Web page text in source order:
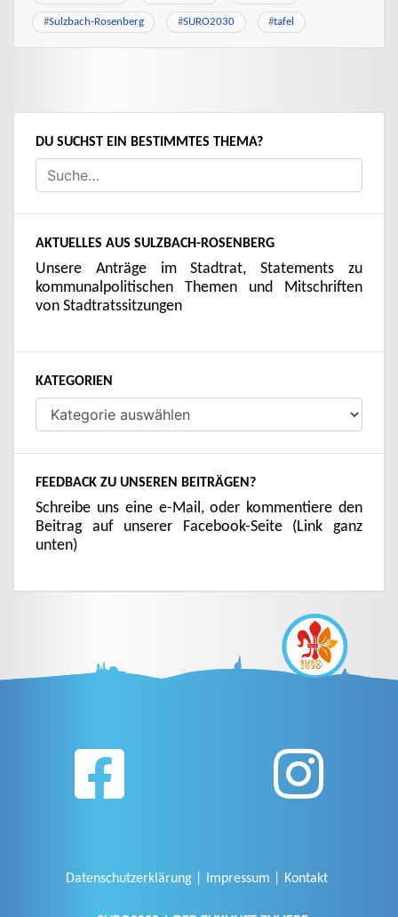
#Sulzbach-Rosenberg #SURO2030 #tafel
DU SUCHST EIN BESTIMMTES THEMA?
AKTUELLES AUS SULZBACH-ROSENBERG
Unsere Anträge im Stadtrat, Statements zu
kommunalpolitischen Themen und Mitschriften
von Stadtratssitzungen
KATEGORIEN
Kategorien
FEEDBACK ZU UNSEREN BEITRÄGEN?
Schreibe uns eine e-Mail, oder kommentiere den
Beitrag auf unserer Facebook-Seite (Link ganz
unten)
Datenschutzerklärung Impressum Kontakt